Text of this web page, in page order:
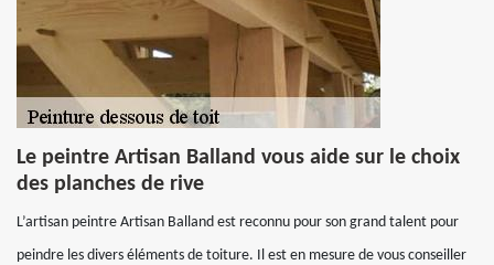
Le peintre Artisan Balland vous aide sur le choix
des planches de rive
L’artisan peintre Artisan Balland est reconnu pour son grand talent pour
peindre les divers éléments de toiture. Il est en mesure de vous conseiller